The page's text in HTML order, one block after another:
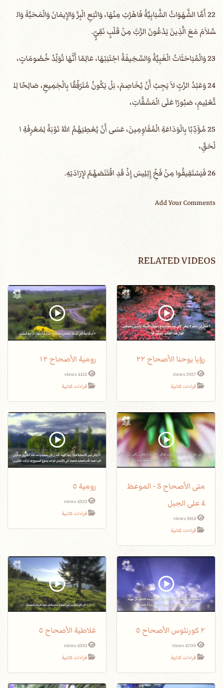
22 أَمَّا الشَّهَوَاتُ الشَّبَابِيَّةُ فَاهْرُبْ مِنْهَا، وَاتْبَعِ الْبِرَّ وَالإِيمَانَ وَالْمَحَبَّةَ وَال
سَّلاَمَ مَعَ الَّذِينَ يَدْعُونَ الرَّبَّ مِنْ قَلْبٍ نَقِيٍّ.
23 وَالْمُبَاحَثَاتُ الْغَبِيَّةُ وَالسَّخِيفَةُ اجْتَنِبْهَا، عَالِمًا أَنَّهَا تُوَلِّدُ خُصُومَاتٍ،
24 وَعَبْدُ الرَّبِّ لاَ يَجِبُ أَنْ يُخَاصِمَ، بَلْ يَكُونُ مُتَرَفِّقًا بِالْجَمِيعِ، صَالِحًا لِل
تَّعْلِيمِ، صَبُورًا عَلَى الْمَشَقَّاتِ،
25 مُؤَدِّبًا بِالْوَدَاعَةِ الْمُقَاوِمِينَ، عَسَى أَنْ يُعْطِيَهُمُ اللهُ تَوْبَةً لِمَعْرِفَةِ ا
لْحَقِّ،
26 فَيَسْتَفِيقُوا مِنْ فَخِّ إِبْلِيسَ إِذْ قَدِ اقْتَنَصَهُمْ لإِرَادَتِهِ.
Add Your Comments
RELATED VIDEOS
رؤيا يوحنا الأصحاح ٢٢
3927 views
قراءات كتابية
رومية الأصحاح ١٢
4412 views
قراءات كتابية
متى الأصحاح 5 - الموعظ
ة على الجبل
3814 views
قراءات كتابية
رومية ٥
4323 views
قراءات كتابية
٢ كورنثوس الأصحاح ٥
4700 views
قراءات كتابية
غلاطية الأصحاح ٥
4333 views
قراءات كتابية